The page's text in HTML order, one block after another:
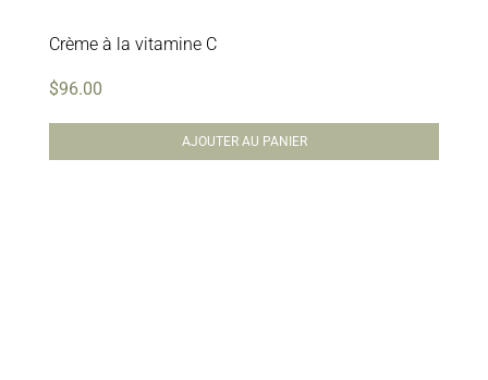
Crème à la vitamine C
$96.00
AJOUTER AU PANIER